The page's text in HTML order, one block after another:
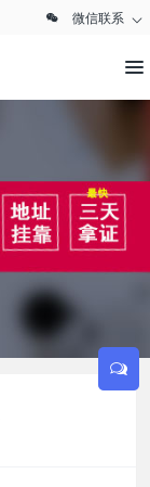
微信联系